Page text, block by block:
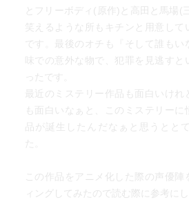
とフリーボディ(原作)と高田と馬場(
笑えるような所もキチンと用意して
です。最後のオチも『そして誰もい
味での意外な物で、犯罪を見逃すと
ったです。
最近のミステリー作品も面白いけ
も面白いなぁと、このミステリーに
品が誕生したんだなぁと思うとと
た。
この作品をアニメ化した際の声優陣
ィングしてみたので読む際に参考に